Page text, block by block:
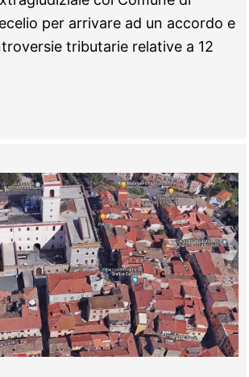
per arrivare ad un accordo e
tributarie relative a 12